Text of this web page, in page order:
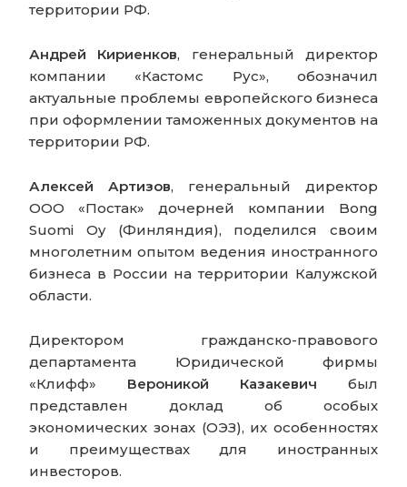
территории РФ.
Андрей Кириенков, генеральный директор
компании «Кастомс Рус», обозначил
актуальные проблемы европейского бизнеса
при оформлении таможенных документов на
территории РФ.
Алексей Артизов, генеральный директор
ООО «Постак» дочерней компании Bong
Suomi Oy (Финляндия), поделился своим
многолетним опытом ведения иностранного
бизнеса в России на территории Калужской
области.
Директором гражданско-правового
департамента Юридической фирмы
«Клифф» Вероникой Казакевич был
представлен доклад об особых
экономических зонах (ОЭЗ), их особенностях
и преимуществах для иностранных
инвесторов.